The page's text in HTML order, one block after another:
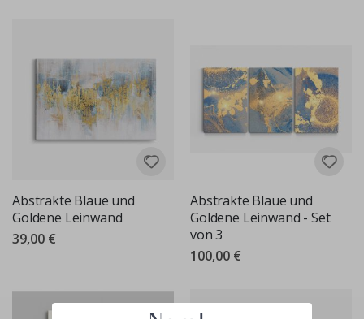
Abstrakte Blaue und
Goldene Leinwand
39,00 €
Abstrakte Blaue und
Goldene Leinwand - Set
von 3
100,00 €